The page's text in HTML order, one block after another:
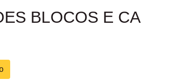
BLOCOS E CA